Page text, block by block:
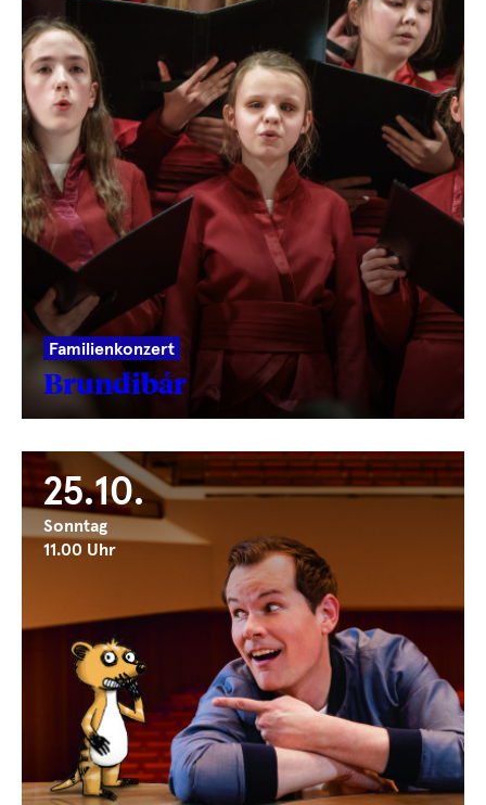
Familienkonzert
Brundibár
25.10.
Sonntag
11.00 Uhr